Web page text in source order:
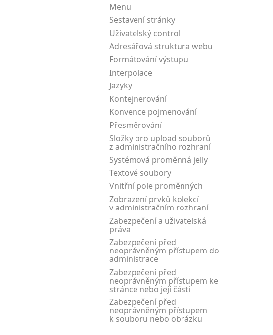
Menu
Sestavení stránky
Uživatelský control
Adresářová struktura webu
Formátování výstupu
Interpolace
Jazyky
Kontejnerování
Konvence pojmenování
Přesměrování
Složky pro upload souborů
z administračního rozhraní
Systémová proměnná jelly
Textové soubory
Vnitřní pole proměnných
Zobrazení prvků kolekcí
v administračním rozhraní
Zabezpečení a uživatelská
práva
Zabezpečení před
neoprávněným přístupem do
administrace
Zabezpečení před
neoprávněným přístupem ke
stránce nebo její části
Zabezpečení před
neoprávněným přístupem
k souboru nebo obrázku